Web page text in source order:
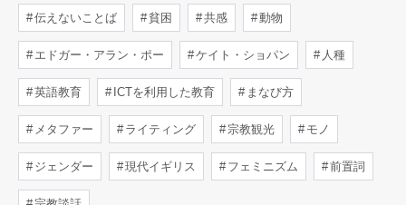
伝えないことば 貧困 共感 動物
エドガー・アラン・ポー ケイト・ショパン 人種
英語教育 ICTを利用した教育 まなび方
メタファー ライティング 宗教観光 モノ
ジェンダー 現代イギリス フェミニズム 前置詞